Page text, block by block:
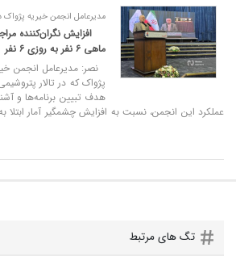
مدیرعامل انجمن خیریه
افزایش نگران‌کننده
ماهی ۶ نفر به روزی ۶ نفر
نصر: مدیرعامل انجمن
پژواک که در تالار
هدف تبیین برنامه‌ها و
عملکرد این انجمن، نسبت به افزایش چشمگیر آمار ابتلا
تگ های مرتبط